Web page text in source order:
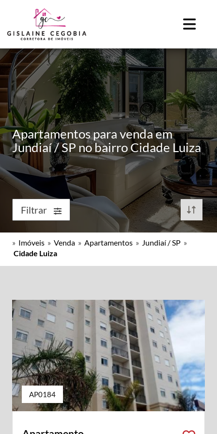
Apartamentos para venda em
Jundiaí / SP no bairro Cidade Luiza
Filtrar
» Imóveis » Venda » Apartamentos » Jundiaí / SP »
Cidade Luiza
AP0184